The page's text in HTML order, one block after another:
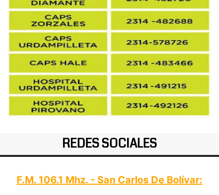
REDES SOCIALES
F.M. 106.1 Mhz. - San Carlos De Bolívar: